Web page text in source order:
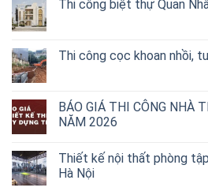
Thi công biệt thự Quan
Thi công cọc khoan nhồi,
BÁO GIÁ THI CÔNG NHÀ
NĂM 2026
Thiết kế nội thất phòng
Hà Nội